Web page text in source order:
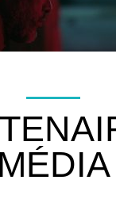
MÉDIA